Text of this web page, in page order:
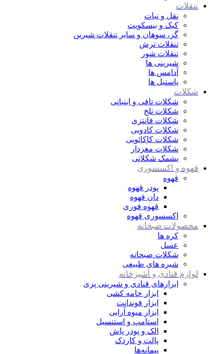
تنقلات
نقل و نبات
کیک و بیسکویت
گز، سوهان و سایر تنقلات شیرین
تنقلات ترش
تنقلات شور
شیرینی ها
آدامس ها
پاستیل ها
شکلات
شکلات تافی و ابنباتی
شکلات تلخ
شکلات فانتزی
شکلات کادویی
شکلات کاکائویی
شکلات مغزدار
پشمک شکلاتی
قهوه و اکسسوری
قهوه
پودر قهوه
دان قهوه
قهوه فوری
اکسسوری قهوه
محصولات صبحانه
کره ها
عسل
شکلات صبحانه
شیره های طبیعی
لوازم قنادی و آشپزخانه
ابزارهای قنادی و شیرینی پزی
ابزار خامه کشی
ابزار فوندانت
ابزار میوه آرایی
استامپ و استنسیل
الک و پودر پاش
پالت و کاردک
پیمانه‌ها